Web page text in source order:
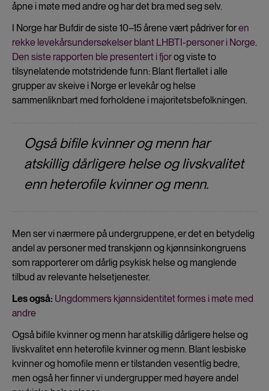
åpne i møte med andre og har det bra med seg selv.
I Norge har Bufdir de siste 10–15 årene vært pådriver foren
rekke levekårsundersøkelser blant LHBTI-personer i Norge.
Den siste rapporten ble presentert i fjorog viste to
tilsynelatende motstridende funn: Blant flertallet i alle
grupper av skeive i Norge er levekår og helse
sammenliknbart med forholdene i majoritetsbefolkningen.
Også bifile kvinner og menn har
atskillig dårligere helse og livskvalitet
enn heterofile kvinner og menn.
Men ser vi nærmere på undergruppene, er det en betydelig
andel av personer med transkjønn og kjønnsinkongruens
som rapporterer om dårlig psykisk helse og manglende
tilbud av relevante helsetjenester.
Les også: Ungdommers kjønnsidentitet formes i møte med
andre
Også bifile kvinner og menn har atskillig dårligere helse og
livskvalitet enn heterofile kvinner og menn. Blant lesbiske
kvinner og homofile menn er tilstanden vesentlig bedre,
men også her finner vi undergrupper med høyere andel